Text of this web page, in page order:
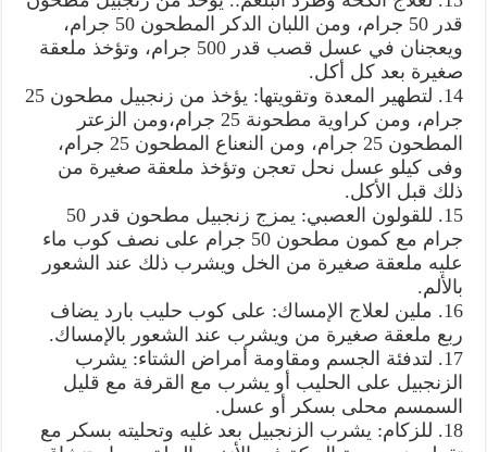
قدر 50 جرام، ومن اللبان الدكر المطحون 50 جرام،
ويعجنان في عسل قصب قدر 500 جرام، وتؤخذ ملعقة
صغيرة بعد كل أكل.
14. لتطهير المعدة وتقويتها: يؤخذ من زنجبيل مطحون 25
جرام، ومن كراوية مطحونة 25 جرام،ومن الزعتر
المطحون 25 جرام، ومن النعناع المطحون 25 جرام،
وفى كيلو عسل نحل تعجن وتؤخذ ملعقة صغيرة من
ذلك قبل الأكل.
15. للقولون العصبي: يمزج زنجبيل مطحون قدر 50
جرام مع كمون مطحون 50 جرام على نصف كوب ماء
عليه ملعقة صغيرة من الخل ويشرب ذلك عند الشعور
بالألم.
16. ملين لعلاج الإمساك: على كوب حليب بارد يضاف
ربع ملعقة صغيرة من ويشرب عند الشعور بالإمساك.
17. لتدفئة الجسم ومقاومة أمراض الشتاء: يشرب
الزنجبيل على الحليب أو يشرب مع القرفة مع قليل
السمسم محلى بسكر أو عسل.
18. للزكام: يشرب الزنجبيل بعد غليه وتحليته بسكر مع